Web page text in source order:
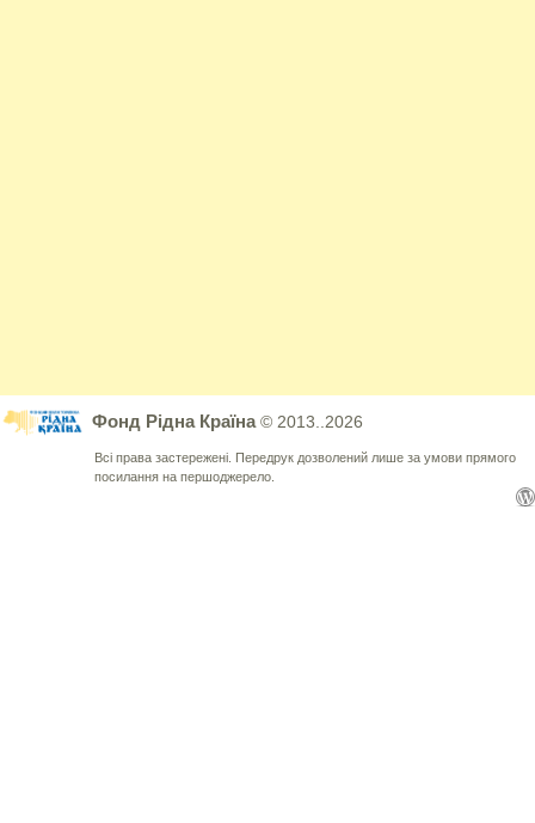
Фонд Рідна Країна© 2013..2026
Всі права застережені. Передрук дозволений лише за умови прямого
посилання на першоджерело.